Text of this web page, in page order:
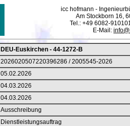
icc hofmann -
Am Stockborn 16,
Tel.: +49 6082-
E-Mail:
DEU-Euskirchen - 44-1272-B
2026020507220396286 / 2005545-2026
05.02.2026
04.03.2026
04.03.2026
Ausschreibung
Dienstleistungsauftrag